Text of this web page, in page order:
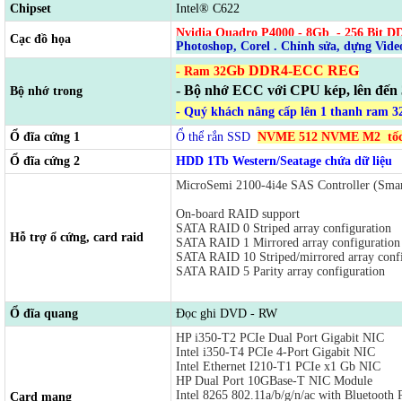
Chipset
Intel® C622
Cạc đồ họa Nvidia Quadro P4000 - 8Gb - 256 Bit
Photoshop, Corel . Chỉnh sửa, dựng
Bộ nhớ trong
- Ram 32Gb DDR4-ECC REG
- Bộ nhớ ECC với CPU kép, lên
- Quý khách nâng cấp lên 1 thanh ram
Ổ đĩa cứng 1
Ổ thể rắn SSD NVME 512 NVME M2
Ổ đĩa cứng 2
HDD 1Tb Western/Seatage chứa dữ liệu
Hỗ trợ ổ cứng, card raid
MicroSemi 2100-4i4e SAS Controller
On-board RAID support
SATA RAID 0 Striped array configuration
SATA RAID 1 Mirrored array configuration
SATA RAID 10 Striped/mirrored array
SATA RAID 5 Parity array configuration
Ổ đĩa quang Đọc ghi DVD - RW
Card mạng
HP i350-T2 PCIe Dual Port Gigabit NIC
Intel i350-T4 PCIe 4-Port Gigabit NIC
Intel Ethernet I210-T1 PCIe x1 Gb NIC
HP Dual Port 10GBase-T NIC Module
Intel 8265 802.11a/b/g/n/ac with Bluetooth